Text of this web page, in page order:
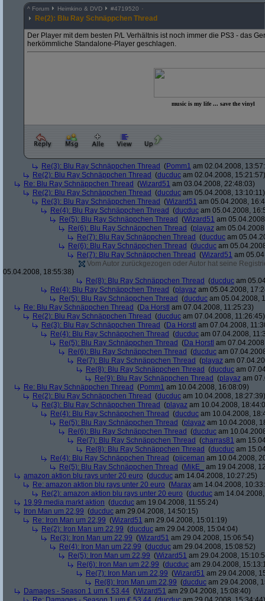
^ Forum Heimkino & DVD #4719520
Re(2): Blu Ray Schnäppchen Thread
Der Player mit dem besten P/L Verhältnis ist noch immer die PS3 - das
herkömmliche Standalone-Player geschlagen.
music is my life ... save the vinyl
Re(3): Blu Ray Schnäppchen Thread (Pomm1 am 02.04.2008,
Re(2): Blu Ray Schnäppchen Thread (ducduc am 02.04.2008, 15:21:57)
Re: Blu Ray Schnäppchen Thread (Wizard51 am 03.04.2008, 22:48:03)
Re(2): Blu Ray Schnäppchen Thread (ducduc am 05.04.2008, 13:10:11)
Re(3): Blu Ray Schnäppchen Thread (Wizard51 am 05.04.2008,
Re(4): Blu Ray Schnäppchen Thread (ducduc am 05.04.2008,
Re(5): Blu Ray Schnäppchen Thread (Wizard51 am
Re(6): Blu Ray Schnäppchen Thread (playaz am
Re(7): Blu Ray Schnäppchen Thread (ducduc am
Re(6): Blu Ray Schnäppchen Thread (ducduc am
Re(7): Blu Ray Schnäppchen Thread (Wizard51 am
Vom Autor zurückgezogen oder Autor hat seine
05.04.2008, 18:55:38)
Re(8): Blu Ray Schnäppchen Thread (ducduc am
Re(4): Blu Ray Schnäppchen Thread (playaz am 05.04.2008,
Re(5): Blu Ray Schnäppchen Thread (ducduc am 05.04.2008,
Re: Blu Ray Schnäppchen Thread (Da Horstl am 07.04.2008, 11:25:23)
Re(2): Blu Ray Schnäppchen Thread (ducduc am 07.04.2008, 11:26:45)
Re(3): Blu Ray Schnäppchen Thread (Da Horstl am 07.04.2008,
Re(4): Blu Ray Schnäppchen Thread (ducduc am 07.04.2008,
Re(5): Blu Ray Schnäppchen Thread (Da Horstl am
Re(6): Blu Ray Schnäppchen Thread (ducduc am
Re(7): Blu Ray Schnäppchen Thread (playaz am
Re(8): Blu Ray Schnäppchen Thread (ducduc am
Re(9): Blu Ray Schnäppchen Thread (playaz am
Re: Blu Ray Schnäppchen Thread (Pomm1 am 10.04.2008, 16:08:09)
Re(2): Blu Ray Schnäppchen Thread (ducduc am 10.04.2008, 18:27:39)
Re(3): Blu Ray Schnäppchen Thread (playaz am 10.04.2008,
Re(4): Blu Ray Schnäppchen Thread (ducduc am 10.04.2008,
Re(5): Blu Ray Schnäppchen Thread (playaz am 10.04.2008,
Re(6): Blu Ray Schnäppchen Thread (ducduc am
Re(7): Blu Ray Schnäppchen Thread (charras81 am
Re(8): Blu Ray Schnäppchen Thread (ducduc am
Re(4): Blu Ray Schnäppchen Thread (piiceman am 10.04.2008,
Re(5): Blu Ray Schnäppchen Thread (MikE_
am 19.04.2008,
amazon aktion blu rays unter 20 euro (ducduc am 14.04.2008, 10:27:25)
Re: amazon aktion blu rays unter 20 euro (Marax am 14.04.2008,
Re(2): amazon aktion blu rays unter 20 euro (ducduc am
19,99 media markt aktion (ducduc am 19.04.2008, 11:55:24)
Iron Man um 22,99 (ducduc am 29.04.2008, 14:50:15)
Re: Iron Man um 22,99 (Wizard51 am 29.04.2008, 15:01:19)
Re(2): Iron Man um 22,99 (ducduc am 29.04.2008, 15:04:04)
Re(3): Iron Man um 22,99 (Wizard51 am 29.04.2008, 15:06:54)
Re(4): Iron Man um 22,99 (ducduc am 29.04.2008, 15:08:52)
Re(5): Iron Man um 22,99 (Wizard51 am 29.04.2008,
Re(6): Iron Man um 22,99 (ducduc am 29.04.2008,
Re(7): Iron Man um 22,99 (Wizard51 am 29.04.2008,
Re(8): Iron Man um 22,99 (ducduc am 29.04.2008,
Damages - Season 1 um € 53,44 (Wizard51 am 29.04.2008, 15:08:40)